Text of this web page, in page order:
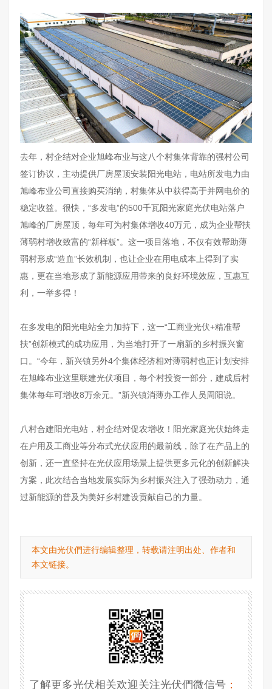
去年，村企结对企业旭峰布业与这八个村集体背靠的强村公司
签订协议，主动提供厂房屋顶安装阳光电站，电站所发电力由
旭峰布业公司直接购买消纳，村集体从中获得高于并网电价的
稳定收益。很快，“多发电”的500千瓦阳光家庭光伏电站落户
旭峰的厂房屋顶，每年可为村集体增收40万元，成为企业帮扶
薄弱村增收致富的“新样板”。这一项目落地，不仅有效帮助薄
弱村形成“造血”长效机制，也让企业在用电成本上得到了实
惠，更在当地形成了新能源应用带来的良好环境效应，互惠互
利，一举多得！
在多发电的阳光电站全力加持下，这一“工商业光伏+精准帮
扶”创新模式的成功应用，为当地打开了一扇新的乡村振兴窗
口。“今年，新兴镇另外4个集体经济相对薄弱村也正计划安排
在旭峰布业这里联建光伏项目，每个村投资一部分，建成后村
集体每年可增收8万余元。”新兴镇消薄办工作人员周阳说。
八村合建阳光电站，村企结对促农增收！阳光家庭光伏始终走
在户用及工商业等分布式光伏应用的最前线，除了在产品上的
创新，还一直坚持在光伏应用场景上提供更多元化的创新解决
方案，此次结合当地发展实际为乡村振兴注入了强劲动力，通
过新能源的普及为美好乡村建设贡献自己的力量。
本文由光伏們进行编辑整理，转载请注明出处、作者和
本文链接。
了解更多光伏相关欢迎关注光伏們微信号 ：